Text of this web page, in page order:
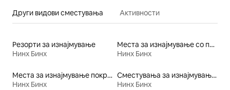
Други видови сместувања Активности
Резорти за изнајмување
Нинх Бинх
Места за изнајмување со пристап до плажа
Нинх Бинх
Места за изнајмување покрај вода
Нинх Бинх
Сместувања за изнајмување на фарма
Нинх Бинх